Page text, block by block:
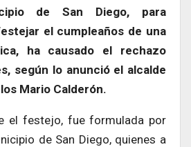
de San Diego, para
el cumpleaños de una
ha causado el rechazo
según lo anunció el alcalde
Mario Calderón.
el festejo, fue formulada por
de San Diego, quienes a